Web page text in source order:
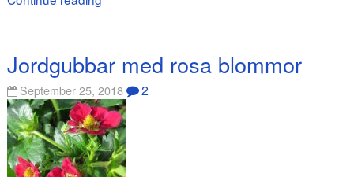
Jordgubbar med rosa blommor
September 25, 2018 2